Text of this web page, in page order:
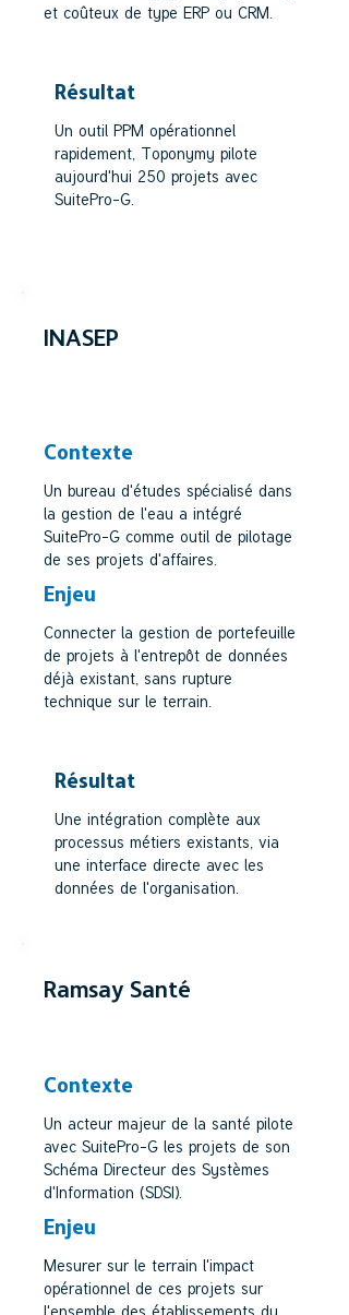
et coûteux de type ERP ou CRM.
Résultat
Un outil PPM opérationnel
rapidement, Toponymy pilote
aujourd'hui 250 projets avec
SuitePro-G.
INASEP
Contexte
Un bureau d'études spécialisé dans
la gestion de l'eau a intégré
SuitePro-G comme outil de pilotage
de ses projets d'affaires.
Enjeu
Connecter la gestion de portefeuille
de projets à l'entrepôt de données
déjà existant, sans rupture
technique sur le terrain.
Résultat
Une intégration complète aux
processus métiers existants, via
une interface directe avec les
données de l'organisation.
Ramsay Santé
Contexte
Un acteur majeur de la santé pilote
avec SuitePro-G les projets de son
Schéma Directeur des Systèmes
d'Information (SDSI).
Enjeu
Mesurer sur le terrain l'impact
opérationnel de ces projets sur
l'ensemble des établissements du